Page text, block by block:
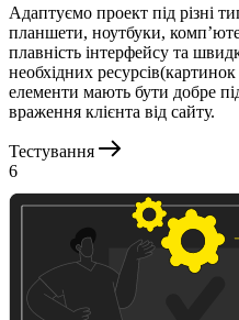
Адаптуємо проект під різні
планшети, ноутбуки,
плавність інтерфейсу та
необхідних
елементи мають бути добре
враження клієнта від сайту.
Тестування
6